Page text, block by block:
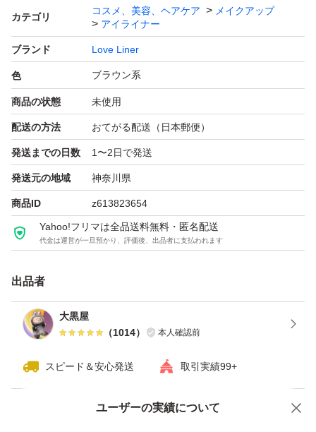
よろしくお願いいたします。
カテゴリ
コスメ、美容、ヘアケア
メイクアップ
アイライナー
ブランド Love Liner
色 ブラウン系
商品の状態 未使用
配送の方法 おてがる配送（日本郵便）
発送までの日数 1〜2日で発送
発送元の地域 神奈川県
商品ID z613823654
Yahoo!フリマは全品送料無料・匿名配送
代金は運営が一旦預かり、評価後、出品者に支払われます
出品者
大黒屋
（1014） 本人確認前
スピード＆安心発送 取引実績99+
ユーザーの実績について
価格の相談 商品への質問